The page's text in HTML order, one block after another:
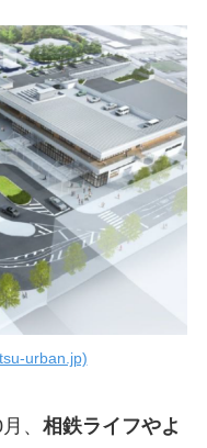
urban.jp)
、 相鉄ライフやよ